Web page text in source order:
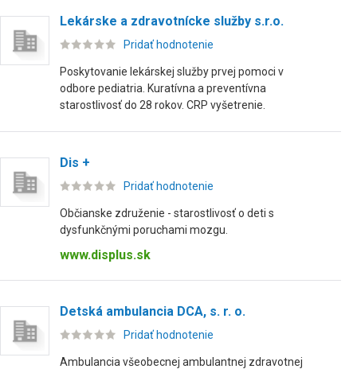
Lekárske a zdravotnícke služby s.r.o.
Pridať hodnotenie
Poskytovanie lekárskej služby prvej pomoci v
odbore pediatria. Kuratívna a preventívna
starostlivosť do 28 rokov. CRP vyšetrenie.
Dis +
Pridať hodnotenie
Občianske združenie - starostlivosť o deti s
dysfunkčnými poruchami mozgu.
www.displus.sk
Detská ambulancia DCA, s. r. o.
Pridať hodnotenie
Ambulancia všeobecnej ambulantnej zdravotnej